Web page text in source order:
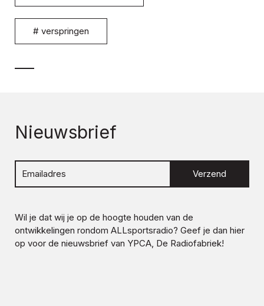
# verspringen
Nieuwsbrief
Verzend
Wil je dat wij je op de hoogte houden van de
ontwikkelingen rondom ALLsportsradio? Geef je dan hier
op voor de nieuwsbrief van YPCA, De Radiofabriek!